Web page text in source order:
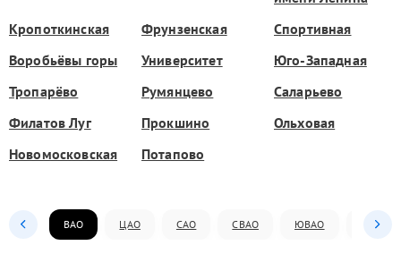
Кропоткинская
Фрунзенская
Спортивная
Воробьёвы горы
Университет
Юго-Западная
Тропарёво
Румянцево
Саларьево
Филатов Луг
Прокшино
Ольховая
Новомосковская
Потапово
ВАО ЦАО САО СВАО ЮВАО ЮАО